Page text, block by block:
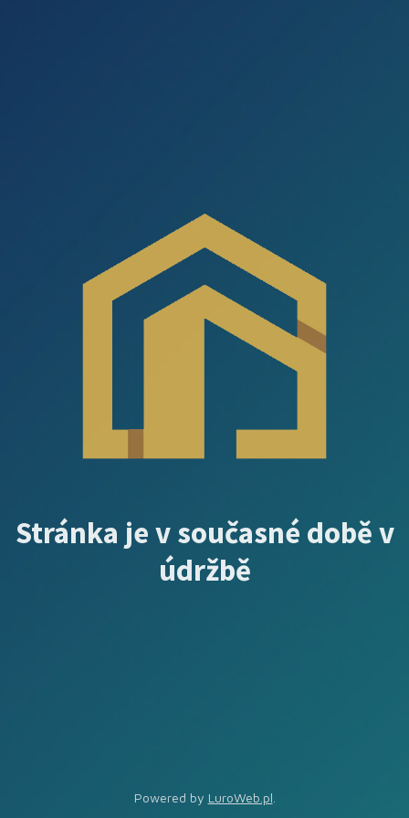
Stránka je v současné době v
údržbě
Powered by LuroWeb.pl